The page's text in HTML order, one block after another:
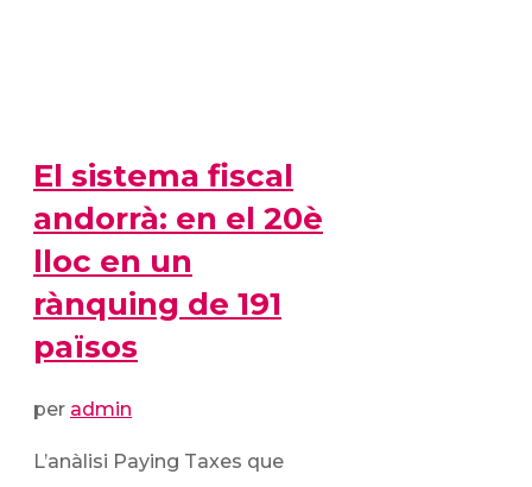
El sistema fiscal
andorrà: en el 20è
lloc en un
rànquing de 191
països
per admin
L’anàlisi Paying Taxes que